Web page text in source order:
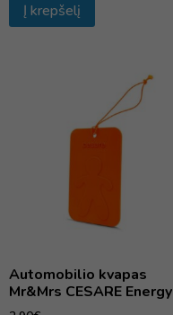
Į krepšelį
Automobilio kvapas
Mr&Mrs CESARE Energy